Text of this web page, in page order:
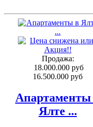
Продажа:
18.000.000 руб
16.500.000 руб
Апартаменты
Ялте ...